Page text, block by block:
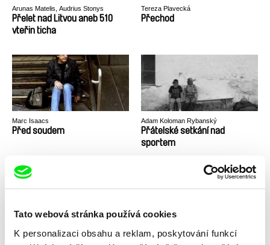
Tato webová stránka používá cookies
K personalizaci obsahu a reklam, poskytování funkcí
Arunas Matelis, Audrius Stonys
Přelet nad Litvou aneb 510
vteřin ticha
Tereza Plavecká
Přechod
Marc Isaacs
Před soudem
Adam Koloman Rybanský
Přátelské setkání nad
sportem
Thomas A. Østbye
Pryč z Norska
Lenka Jirků
První poslední cesta